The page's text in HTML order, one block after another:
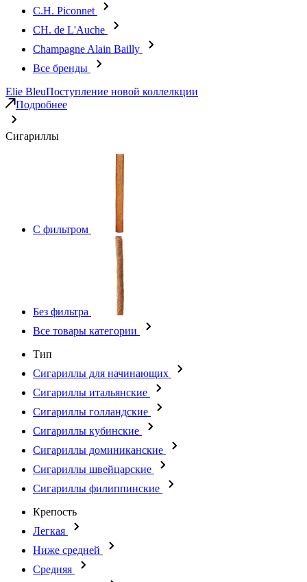
C.H. Piconnet
CH. de L'Auche
Champagne Alain Bailly
Все бренды
Elie BleuПоступление новой коллелкции
Подробнее
Сигариллы
С фильтром
Без фильтра
Все товары категории
Тип
Сигариллы для начинающих
Сигариллы итальянские
Сигариллы голландские
Сигариллы кубинские
Сигариллы доминиканские
Сигариллы швейцарские
Сигариллы филиппинские
Крепость
Легкая
Ниже средней
Средняя